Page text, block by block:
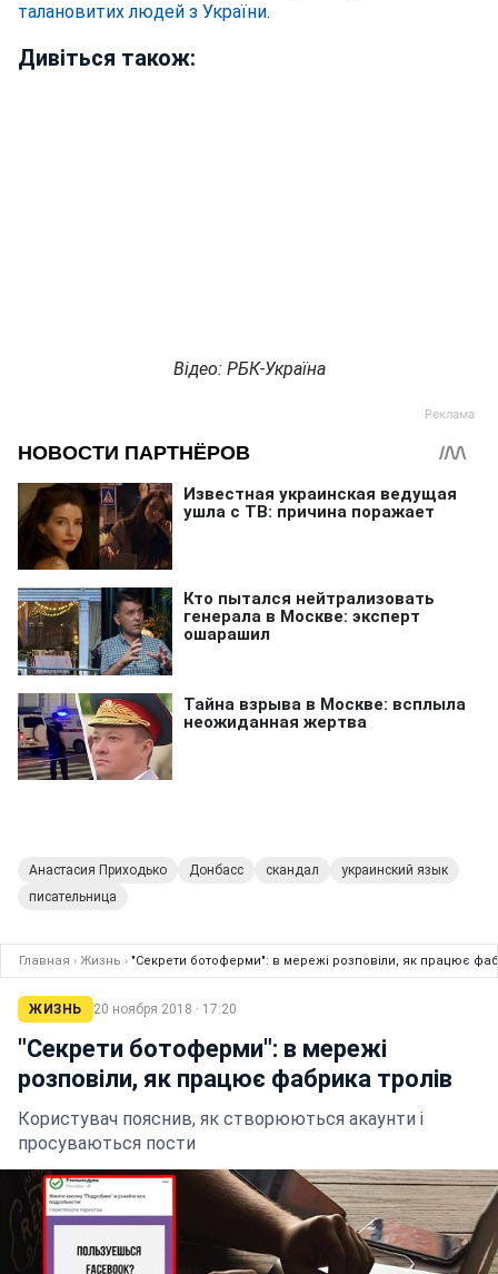
талановитих людей з України.
Дивіться також:
Відео: РБК-Україна
Анастасия Приходько Донбасс скандал
украинский язык
писательница
Главная › Жизнь › "Секрети ботоферми": в мережі розповіли, як працює
ЖИЗНЬ 20 ноября 2018 · 17:20
"Секрети ботоферми": в мережі
розповіли, як працює фабрика тролів
Користувач пояснив, як створюються акаунти і
просуваються пости